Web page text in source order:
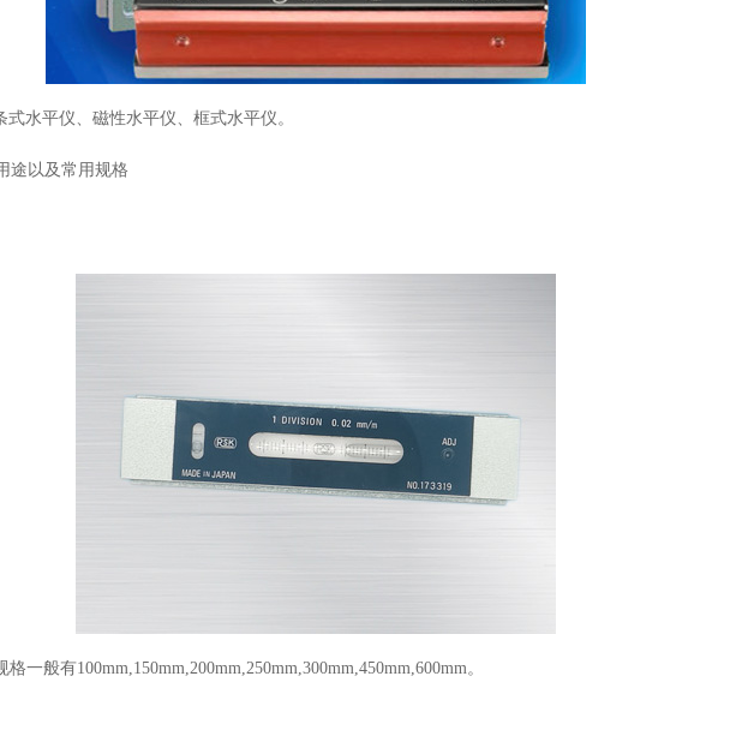
水平仪、磁性水平仪、框式水平仪。
途以及常用规格
一般有100mm,150mm,200mm,250mm,300mm,450mm,600mm。